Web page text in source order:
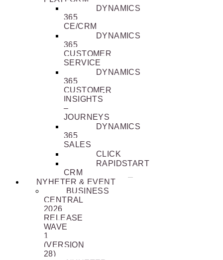
DYNAMICS
365
CE/CRM
DYNAMICS
365
CUSTOMER
SERVICE
DYNAMICS
365
CUSTOMER
INSIGHTS
–
JOURNEYS
DYNAMICS
365
SALES
CLICK
RAPIDSTART
CRM
NYHETER & EVENT
BUSINESS
CENTRAL
2026
RELEASE
WAVE
1
(VERSION
28)